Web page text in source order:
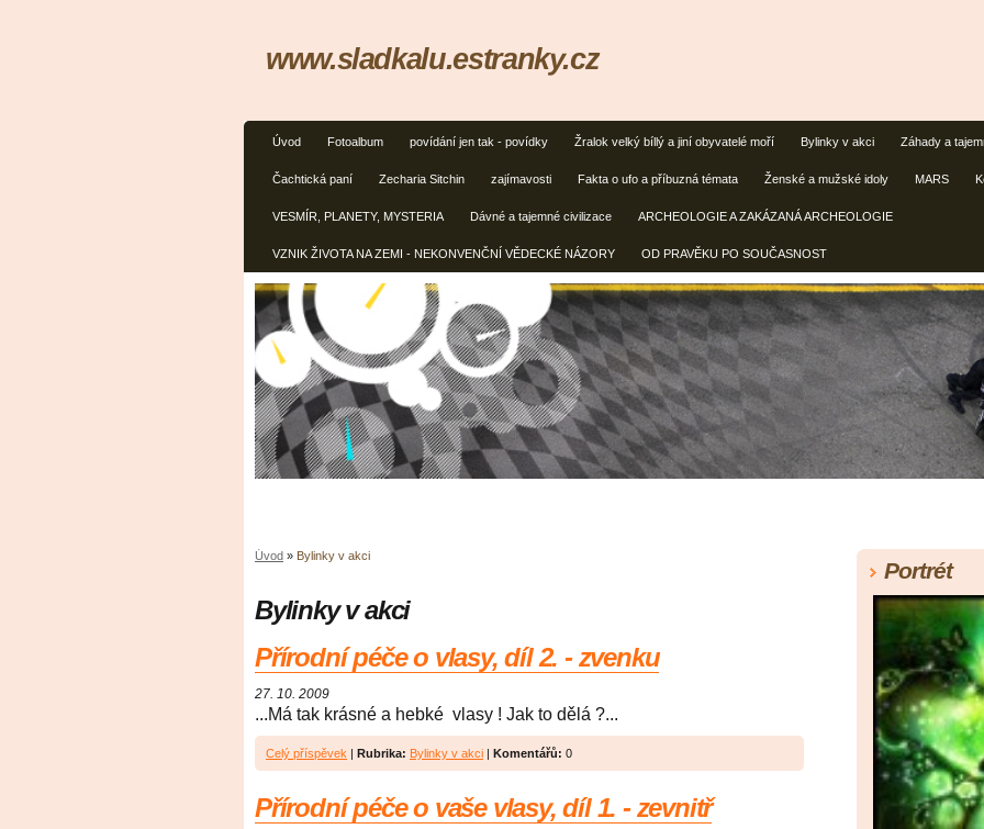
Úvod Fotoalbum povídání jen tak - povídky Žralok velký bíllý a jiní obyvatelé moří Bylinky v akci Záhady a
Čachtická paní Zecharia Sitchin zajímavosti Fakta o ufo a příbuzná témata Ženské a mužské idoly MARS
VESMÍR, PLANETY, MYSTERIA Dávné a tajemné civilizace ARCHEOLOGIE A ZAKÁZANÁ ARCHEOLOGIE
VZNIK ŽIVOTA NA ZEMI - NEKONVENČNÍ VĚDECKÉ NÁZORY OD PRAVĚKU PO SOUČASNOST
www.sladkalu.estranky.cz
Úvod » Bylinky v akci
Bylinky v akci
Přírodní péče o vlasy, díl 2. - zvenku
27. 10. 2009
...Má tak krásné a hebké vlasy ! Jak to dělá ?...
Celý příspěvek | Rubrika: Bylinky v akci | Komentářů: 0
Přírodní péče o vaše vlasy, díl 1. - zevnitř
Portrét